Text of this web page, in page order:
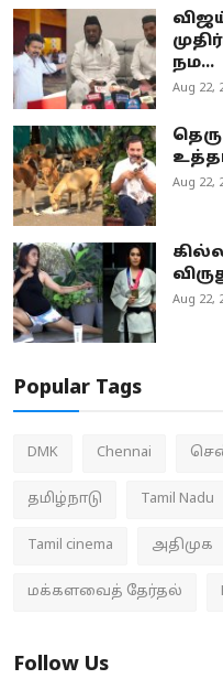
நம...
Aug 22,
Aug 22,
Aug 22,
Popular Tags
DMK Chennai
தமிழ்நாடு Tamil Nadu
Tamil cinema அதிமுக
மக்களவைத் தேர்தல்
Follow Us